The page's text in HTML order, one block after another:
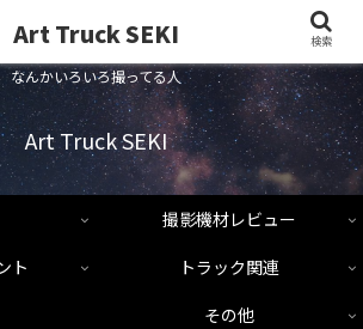
なんかいろいろ撮ってる人
Art Truck SEKI
撮影機材レビュー
ト
トラック関連
その他
Art Truck SEKI 検索